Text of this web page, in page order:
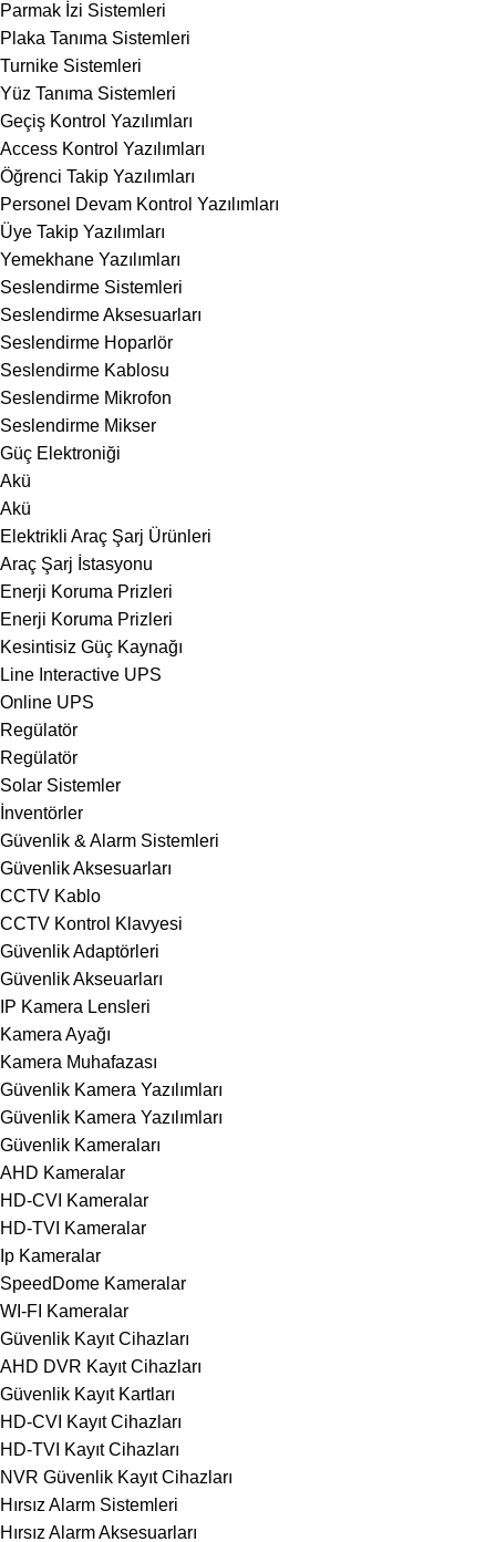
Parmak İzi Sistemleri
Plaka Tanıma Sistemleri
Turnike Sistemleri
Yüz Tanıma Sistemleri
Geçiş Kontrol Yazılımları
Access Kontrol Yazılımları
Öğrenci Takip Yazılımları
Personel Devam Kontrol Yazılımları
Üye Takip Yazılımları
Yemekhane Yazılımları
Seslendirme Sistemleri
Seslendirme Aksesuarları
Seslendirme Hoparlör
Seslendirme Kablosu
Seslendirme Mikrofon
Seslendirme Mikser
Güç Elektroniği
Akü
Akü
Elektrikli Araç Şarj Ürünleri
Araç Şarj İstasyonu
Enerji Koruma Prizleri
Enerji Koruma Prizleri
Kesintisiz Güç Kaynağı
Line Interactive UPS
Online UPS
Regülatör
Regülatör
Solar Sistemler
İnventörler
Güvenlik & Alarm Sistemleri
Güvenlik Aksesuarları
CCTV Kablo
CCTV Kontrol Klavyesi
Güvenlik Adaptörleri
Güvenlik Akseuarları
IP Kamera Lensleri
Kamera Ayağı
Kamera Muhafazası
Güvenlik Kamera Yazılımları
Güvenlik Kamera Yazılımları
Güvenlik Kameraları
AHD Kameralar
HD-CVI Kameralar
HD-TVI Kameralar
Ip Kameralar
SpeedDome Kameralar
WI-FI Kameralar
Güvenlik Kayıt Cihazları
AHD DVR Kayıt Cihazları
Güvenlik Kayıt Kartları
HD-CVI Kayıt Cihazları
HD-TVI Kayıt Cihazları
NVR Güvenlik Kayıt Cihazları
Hırsız Alarm Sistemleri
Hırsız Alarm Aksesuarları